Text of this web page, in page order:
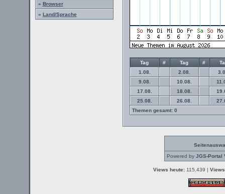
» Browser
» Land/Sprache
Tag # Tag #
1.08.
2.08.
9.08.
10.08.
17.08.
18.08.
25.08.
26.08.
Themen gesamt: 0
Powered by JGS-Portal
Views heute:115.439 |